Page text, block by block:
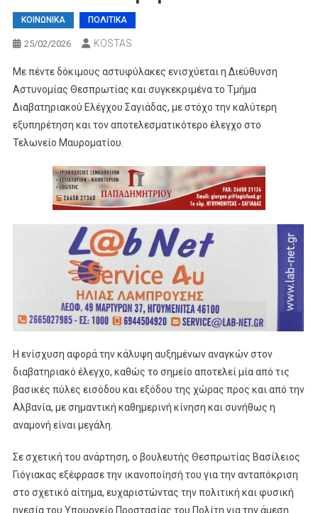
ΚΟΙΝΩΝΙΚΑ ΠΟΛΙΤΙΚΑ
25/02/2026 KOSTAS
Με πέντε δόκιμους αστυφύλακες ενισχύεται η Διεύθυνση
Αστυνομίας Θεσπρωτίας και συγκεκριμένα το Τμήμα
Διαβατηριακού Ελέγχου Σαγιάδας, με στόχο την καλύτερη
εξυπηρέτηση και τον αποτελεσματικότερο έλεγχο στο
Τελωνείο Μαυροματίου.
Η ενίσχυση αφορά την κάλυψη αυξημένων αναγκών στον
διαβατηριακό έλεγχο, καθώς το σημείο αποτελεί μία από τις
βασικές πύλες εισόδου και εξόδου της χώρας προς και από την
Αλβανία, με σημαντική καθημερινή κίνηση και συνήθως η
αναμονή είναι μεγάλη.
Σε σχετική του ανάρτηση, ο βουλευτής Θεσπρωτίας Βασίλειος
Γιόγιακας εξέφρασε την ικανοποίησή του για την ανταπόκριση
στο σχετικό αίτημα, ευχαριστώντας την πολιτική και φυσική
ηγεσία του Υπουργείο Προστασίας του Πολίτη για την άμεση